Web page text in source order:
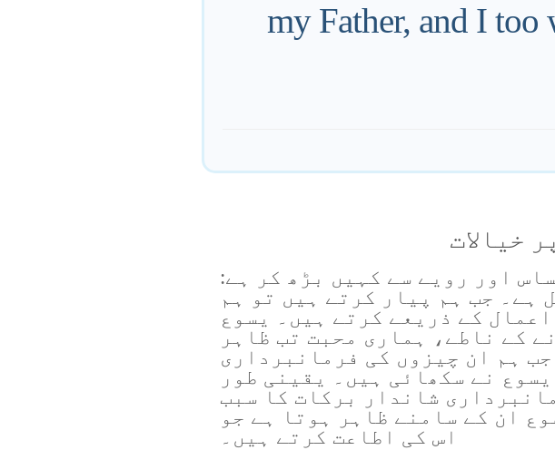
my Father, and I
خیالات
اور رویے سے کہیں بڑھ کر ہے:
ہے۔ جب ہم پیار کرتے ہیں تو ہم
کے ذریعے کرتے ہیں۔ یسوع
کے ناطے، ہماری محبت تب ظاہر
جب ہم ان چیزوں کی فرمانبرداری
نے سکھائی ہیں۔ یقینی طور
شاندار برکات کا سبب
ان کے سامنے ظاہر ہوتا ہے جو
اس کی اطاعت کرتے ہیں۔